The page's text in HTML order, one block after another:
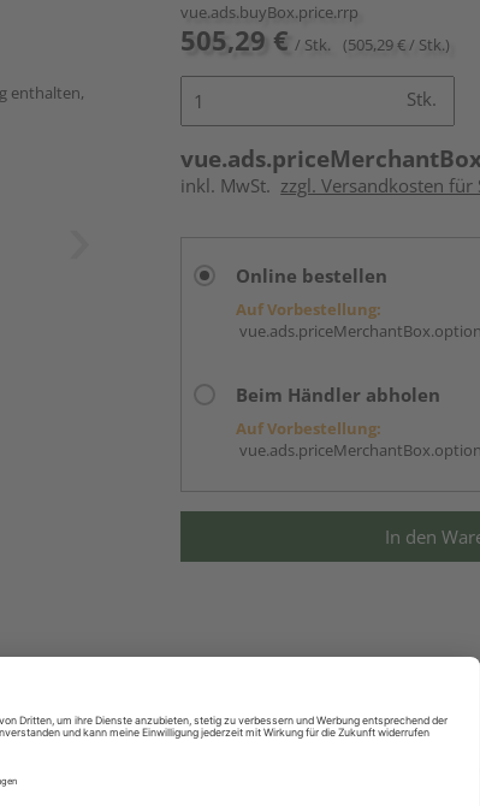
enthalten,
vue.ads.buyBox.price.rrp
505,29 € / Stk. (505,29 € / Stk.)
Stk.
inkl. MwSt. zzgl. Versandkosten für
Online bestellen
Auf Vorbestellung:
Beim Händler abholen
Auf Vorbestellung:
In den
ein Türblatt, die dazu passende Zarge sowie der
vorhanden. Ihr HolzLand-Fachhändler berät Sie